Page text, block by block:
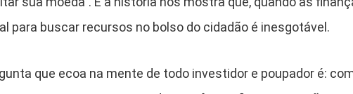
para buscar recursos no bolso do cidadão é inesgotável.
que ecoa na mente de todo investidor e poupador é: